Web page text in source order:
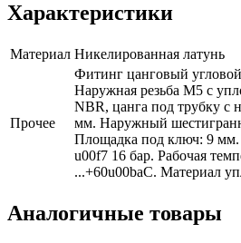
Характеристики
Материал Никелированная латунь
Прочее
Фитинг цанговый
Наружная резьба M5 с
NBR, цанга под трубку с
мм. Наружный
Площадка под ключ: 9 мм.
u00f7 16 бар. Рабочая
...+60u00baС. Материал
Аналогичные товары